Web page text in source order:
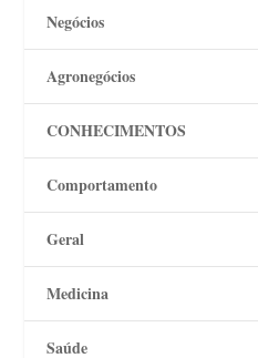
Negócios
Agronegócios
CONHECIMENTOS
Comportamento
Geral
Medicina
Saúde